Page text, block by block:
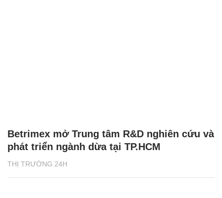
THỊ TRƯỜNG 24H
Betrimex mở Trung tâm R&D nghiên cứu và
phát triển ngành dừa tại TP.HCM